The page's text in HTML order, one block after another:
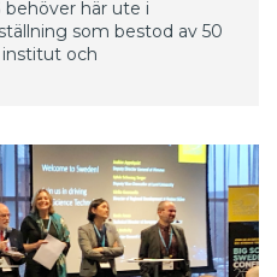
behöver här ute i
som bestod av 50
och